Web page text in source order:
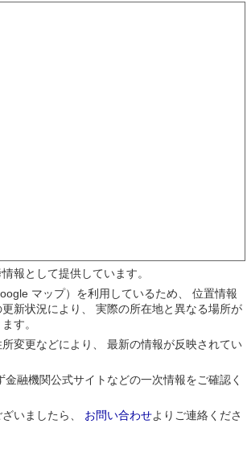
報として提供しています。
マップ）を利用しているため、 位置情報
新状況により、 実際の所在地と異なる場所が
す。
変更などにより、 最新の情報が反映されてい
金融機関公式サイトなどの一次情報をご確認く
いましたら、 お問い合わせよりご連絡くださ